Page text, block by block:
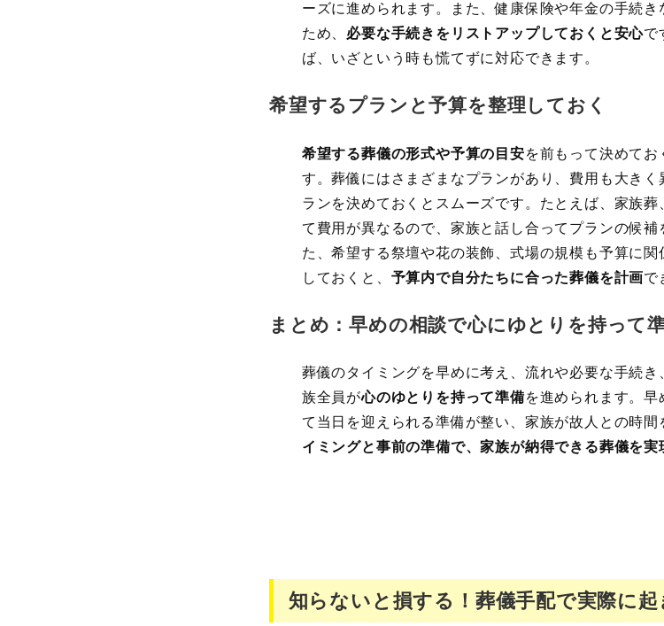
ーズに進められます。また、健康保険や年金の手続
ため、 必要な手続きをリストアップしておくと安心で
ば、いざという時も慌てずに対応できます。
希望するプランと予算を整理しておく
希望する葬儀の形式や予算の目安を前もって決めてお
す。葬儀にはさまざまなプランがあり、費用も大き
ランを決めておくとスムーズです。たとえば、家族
て費用が異なるので、家族と話し合ってプランの候補
た、希望する祭壇や花の装飾、式場の規模も予算に
しておくと、 予算内で自分たちに合った葬儀を計画で
まとめ：早めの相談で心にゆとりを持って
葬儀のタイミングを早めに考え、流れや必要な手続
族全員が心のゆとりを持って準備を進められます。
て当日を迎えられる準備が整い、家族が故人との時間
イミングと事前の準備で、家族が納得できる葬儀を実
知らないと損する！葬儀手配で実際に